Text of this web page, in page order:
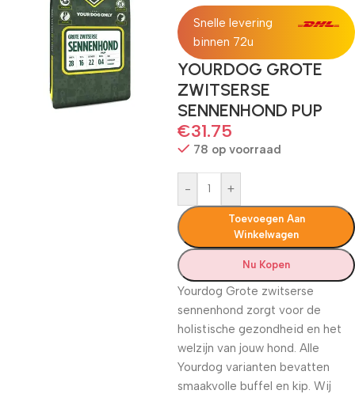
Snelle levering
binnen 72u
YOURDOG GROTE
ZWITSERSE
SENNENHOND PUP
€31.75
78 op voorraad
- +
Toevoegen Aan
Winkelwagen
Nu Kopen
Yourdog Grote zwitserse
sennenhond zorgt voor de
holistische gezondheid en het
welzijn van jouw hond. Alle
Yourdog varianten bevatten
smaakvolle buffel en kip. Wij